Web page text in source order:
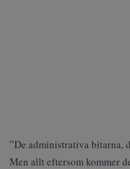
”De administrativa bitarna,
Men allt eftersom kommer